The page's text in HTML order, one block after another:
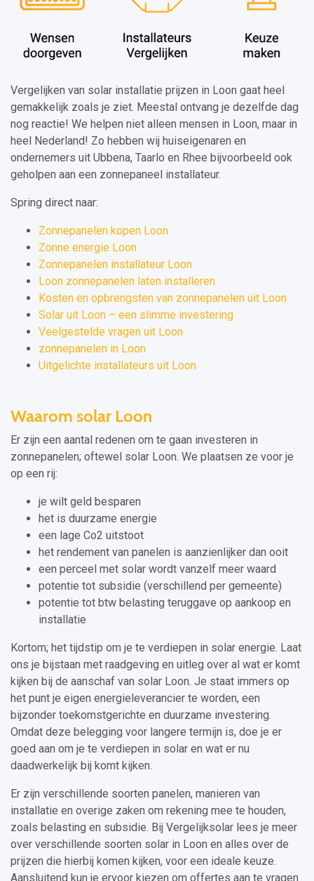
Vergelijken van solar installatie prijzen in Loon gaat heel
gemakkelijk zoals je ziet. Meestal ontvang je dezelfde dag
nog reactie! We helpen niet alleen mensen in Loon, maar in
heel Nederland! Zo hebben wij huiseigenaren en
ondernemers uit Ubbena, Taarlo en Rhee bijvoorbeeld ook
geholpen aan een zonnepaneel installateur.
Spring direct naar:
Zonnepanelen kopen Loon
Zonne energie Loon
Zonnepanelen installateur Loon
Loon zonnepanelen laten installeren
Kosten en opbrengsten van zonnepanelen uit Loon
Solar uit Loon – een slimme investering
Veelgestelde vragen uit Loon
zonnepanelen in Loon
Uitgelichte installateurs uit Loon
Waarom solar Loon
Er zijn een aantal redenen om te gaan investeren in
zonnepanelen; oftewel solar Loon. We plaatsen ze voor je
op een rij:
je wilt geld besparen
het is duurzame energie
een lage Co2 uitstoot
het rendement van panelen is aanzienlijker dan ooit
een perceel met solar wordt vanzelf meer waard
potentie tot subsidie (verschillend per gemeente)
potentie tot btw belasting teruggave op aankoop en
installatie
Kortom; het tijdstip om je te verdiepen in solar energie. Laat
ons je bijstaan met raadgeving en uitleg over al wat er komt
kijken bij de aanschaf van solar Loon. Je staat immers op
het punt je eigen energieleverancier te worden, een
bijzonder toekomstgerichte en duurzame investering.
Omdat deze belegging voor langere termijn is, doe je er
goed aan om je te verdiepen in solar en wat er nu
daadwerkelijk bij komt kijken.
Er zijn verschillende soorten panelen, manieren van
installatie en overige zaken om rekening mee te houden,
zoals belasting en subsidie. Bij Vergelijksolar lees je meer
over verschillende soorten solar in Loon en alles over de
prijzen die hierbij komen kijken, voor een ideale keuze.
Aansluitend kun je ervoor kiezen om offertes aan te vragen